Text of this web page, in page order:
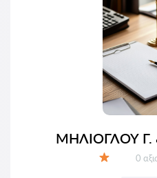
ΜΗΛΙΟΓΛΟΥ Γ.
0